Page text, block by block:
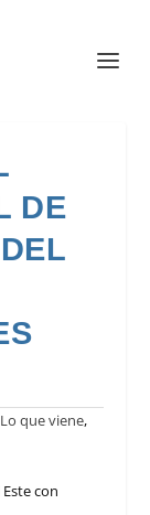
DE
Lo que viene,